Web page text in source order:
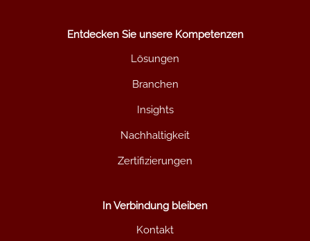
Entdecken Sie unsere Kompetenzen
Lösungen
Branchen
Insights
Nachhaltigkeit
Zertifizierungen
In Verbindung bleiben
Kontakt